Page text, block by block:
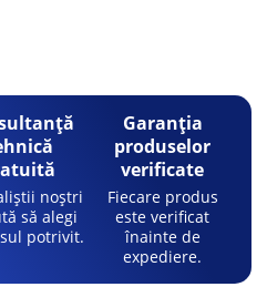
noștri
să alegi
potrivit.
Garanția
produselor
verificate
Fiecare produs
este verificat
înainte de
expediere.